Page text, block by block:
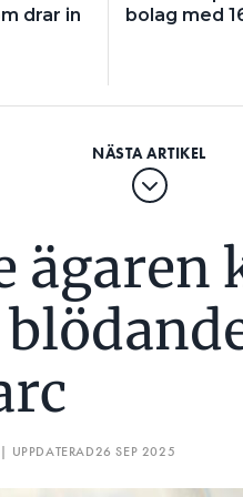
drar in
bolag med
ägaren
| UPPDATERAD26 SEP 2025